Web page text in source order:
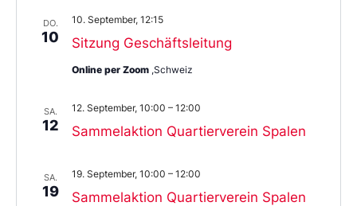
DO.
10 Sitzung Geschäftsleitung
10. September, 12:15
Online per Zoom ,Schweiz
SA.
12 Sammelaktion Quartierverein Spalen
12. September, 10:00 – 12:00
SA.
19 Sammelaktion Quartierverein Spalen
19. September, 10:00 – 12:00